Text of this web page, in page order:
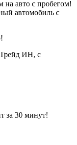
на авто с пробегом!
автомобиль с
ИН, с
за 30 минут!